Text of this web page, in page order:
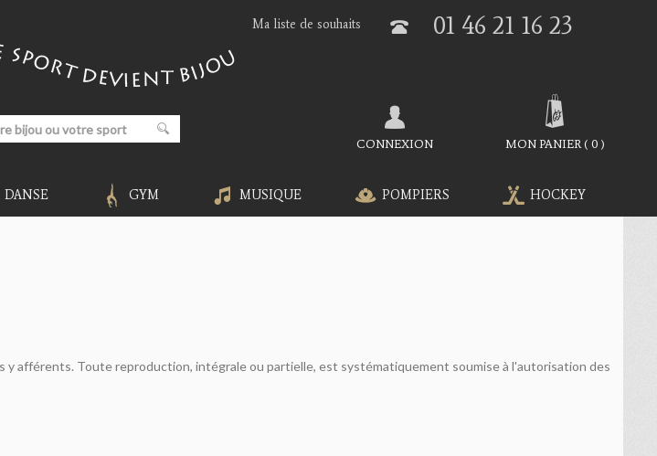
01 46 21 16 23
Ma liste de souhaits
MON PANIER( 0 )
CONNEXION
DANSE GYM MUSIQUE POMPIERS HOCKEY
afférents. Toute reproduction, intégrale ou partielle, est systématiquement soumise à l'autorisation des